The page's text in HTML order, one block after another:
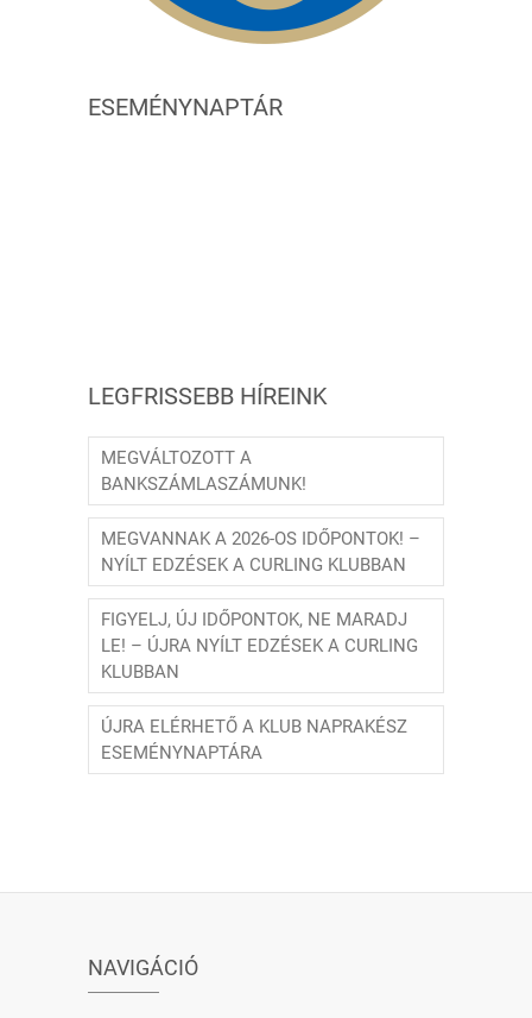
ESEMÉNYNAPTÁR
LEGFRISSEBB HÍREINK
MEGVÁLTOZOTT A
BANKSZÁMLASZÁMUNK!
MEGVANNAK A 2026-OS IDŐPONTOK! –
NYÍLT EDZÉSEK A CURLING KLUBBAN
FIGYELJ, ÚJ IDŐPONTOK, NE MARADJ
LE! – ÚJRA NYÍLT EDZÉSEK A CURLING
KLUBBAN
ÚJRA ELÉRHETŐ A KLUB NAPRAKÉSZ
ESEMÉNYNAPTÁRA
NAVIGÁCIÓ